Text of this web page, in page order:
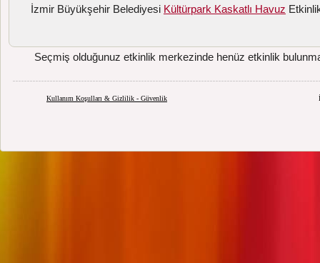
İzmir Büyükşehir Belediyesi Kültürpark Kaskatlı Havuz
Seçmiş olduğunuz etkinlik merkezinde henüz etkinlik
Kullanım Koşulları & Gizlilik - Güvenlik